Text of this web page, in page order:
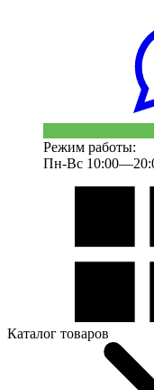
Режим работы:
Пн-Вс
Каталог товаров